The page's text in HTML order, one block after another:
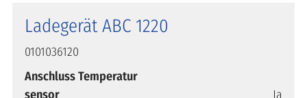
Ladegerät ABC 1220
0101036120
Anschluss Temperatur
sensor
Ja